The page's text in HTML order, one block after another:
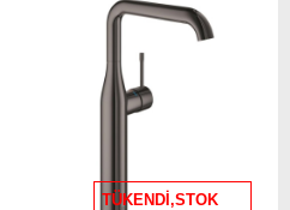
TÜKENDİ,STOK